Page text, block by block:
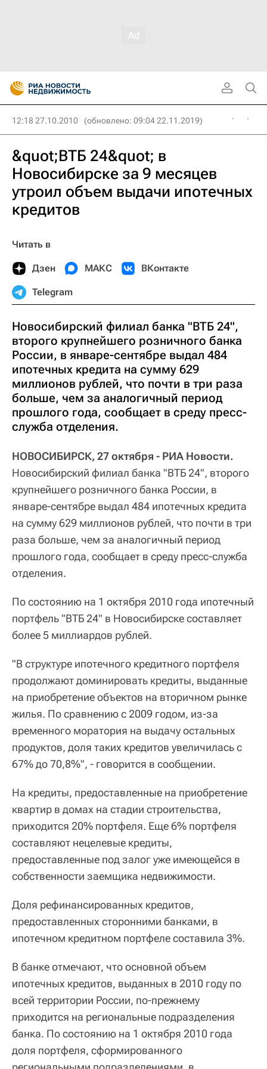
12:18 27.10.2010 (обновлено: 09:04 22.11.2019)
&quot;ВТБ 24&quot; в
Новосибирске за 9 месяцев
утроил объем выдачи ипотечных
кредитов
Читать в
Дзен МАКС ВКонтакте
Telegram
Новосибирский филиал банка "ВТБ 24",
второго крупнейшего розничного банка
России, в январе-сентябре выдал 484
ипотечных кредита на сумму 629
миллионов рублей, что почти в три раза
больше, чем за аналогичный период
прошлого года, сообщает в среду пресс-
служба отделения.
НОВОСИБИРСК, 27 октября - РИА Новости.
Новосибирский филиал банка "ВТБ 24", второго
крупнейшего розничного банка России, в
январе-сентябре выдал 484 ипотечных кредита
на сумму 629 миллионов рублей, что почти в три
раза больше, чем за аналогичный период
прошлого года, сообщает в среду пресс-служба
отделения.
По состоянию на 1 октября 2010 года ипотечный
портфель "ВТБ 24" в Новосибирске составляет
более 5 миллиардов рублей.
"В структуре ипотечного кредитного портфеля
продолжают доминировать кредиты, выданные
на приобретение объектов на вторичном рынке
жилья. По сравнению с 2009 годом, из-за
временного моратория на выдачу остальных
продуктов, доля таких кредитов увеличилась с
67% до 70,8%", - говорится в сообщении.
На кредиты, предоставленные на приобретение
квартир в домах на стадии строительства,
приходится 20% портфеля. Еще 6% портфеля
составляют нецелевые кредиты,
предоставленные под залог уже имеющейся в
собственности заемщика недвижимости.
Доля рефинансированных кредитов,
предоставленных сторонними банками, в
ипотечном кредитном портфеле составила 3%.
В банке отмечают, что основной объем
ипотечных кредитов, выданных в 2010 году по
всей территории России, по-прежнему
приходится на региональные подразделения
банка. По состоянию на 1 октября 2010 года
доля портфеля, сформированного